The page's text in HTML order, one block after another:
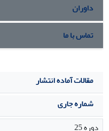
داوران
تماس با ما
مقالات آماده انتشار
شماره جاری
دوره 25